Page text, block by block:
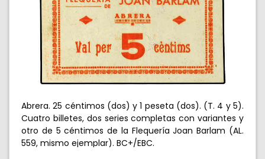
Abrera. 25 céntimos (dos) y 1 peseta (dos). (T. 4 y 5).
Cuatro billetes, dos series completas con variantes y
otro de 5 céntimos de la Flequería Joan Barlam (AL.
559, mismo ejemplar). BC+/EBC.